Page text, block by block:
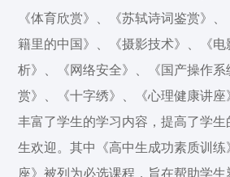
《体育欣赏》、《苏轼诗词鉴赏》
籍里的中国》、《摄影技术》、《
析》、《网络安全》、《国产操作系
赏》、《十字绣》、《心理健康讲座
丰富了学生的学习内容，提高了学
生欢迎。其中《高中生成功素质训
座》被列为必选课程，旨在帮助学